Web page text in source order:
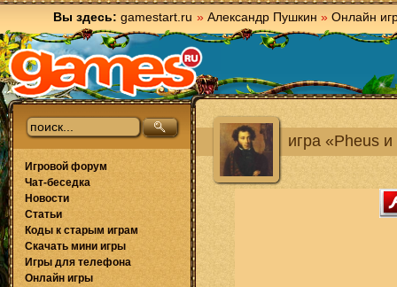
Вы здесь: gamestart.ru » Александр Пушкин » Онлайн
игра «Pheus
Игровой форум
Чат-беседка
Новости
Статьи
Коды к старым играм
Скачать мини игры
Игры для телефона
Онлайн игры